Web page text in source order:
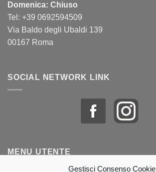
Gestisci Consenso Cookie
Domenica: Chiuso
Tel: +39 0692594509
Via Baldo degli Ubaldi 139
00167 Roma
SOCIAL NETWORK LINK
MENU UTENTE